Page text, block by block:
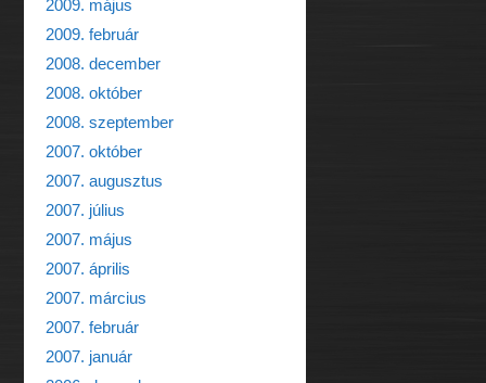
2009. május
2009. február
2008. december
2008. október
2008. szeptember
2007. október
2007. augusztus
2007. július
2007. május
2007. április
2007. március
2007. február
2007. január